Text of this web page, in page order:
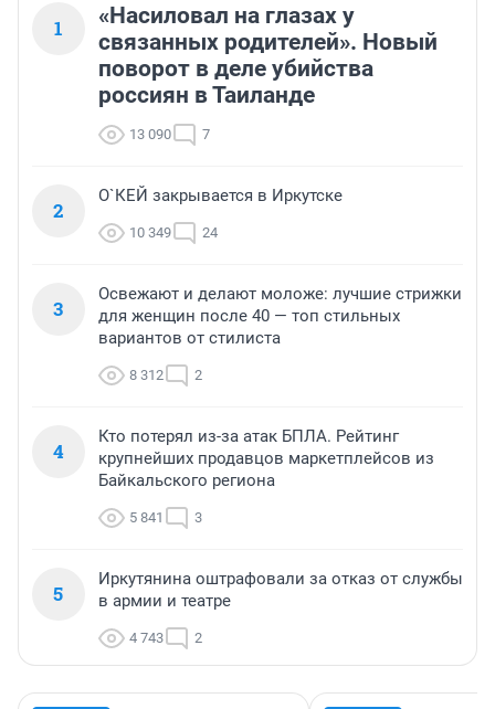
1
«Насиловал на глазах у
связанных родителей». Новый
поворот в деле убийства
россиян в Таиланде
13 090 7
2
О`КЕЙ закрывается в Иркутске
10 349 24
3
Освежают и делают моложе: лучшие стрижки
для женщин после 40 — топ стильных
вариантов от стилиста
8 312 2
4
Кто потерял из-за атак БПЛА. Рейтинг
крупнейших продавцов маркетплейсов из
Байкальского региона
5 841 3
5
Иркутянина оштрафовали за отказ от службы
в армии и театре
4 743 2